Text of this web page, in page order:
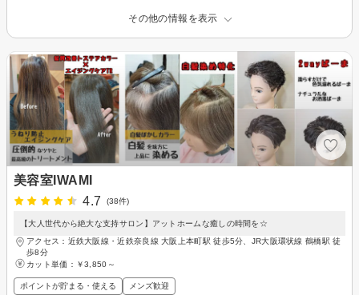
その他の情報を表示
美容室IWAMI
4.7
(38件)
【大人世代から絶大な支持サロン】アットホームな癒しの時間を☆
アクセス：近鉄大阪線・近鉄奈良線 大阪上本町駅 徒歩5分、JR大阪環状線 鶴橋駅 徒
歩8分
カット単価： ￥3,850～
ポイントが貯まる・使える メンズ歓迎